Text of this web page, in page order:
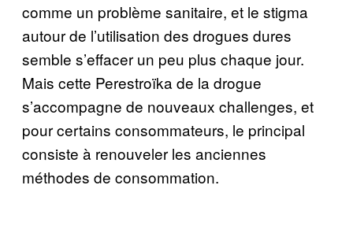
comme un problème sanitaire, et le stigma
autour de l’utilisation des drogues dures
semble s’effacer un peu plus chaque jour.
Mais cette Perestroïka de la drogue
s’accompagne de nouveaux challenges, et
pour certains consommateurs, le principal
consiste à renouveler les anciennes
méthodes de consommation.